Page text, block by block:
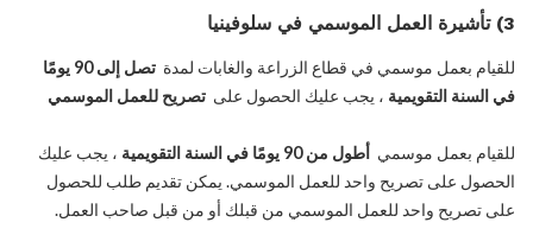
3) تأشيرة العمل الموسمي في سلوفينيا
للقيام بعمل موسمي في قطاع الزراعة والغابات لمدة
تصل إلى 90 يومًا
في السنة التقويمية ، يجب عليك الحصول على تصريح للعمل الموسمي
للقيام بعمل موسمي أطول من 90 يومًا في السنة التقويمية
، يجب عليك
الحصول على تصريح واحد للعمل الموسمي. يمكن تقديم طلب للحصول
على تصريح واحد للعمل الموسمي من قبلك أو من قبل صاحب العمل.